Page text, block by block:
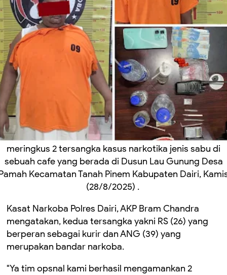
meringkus 2 tersangka kasus narkotika jenis sabu di
sebuah cafe yang berada di Dusun Lau Gunung Desa
Kecamatan Tanah Pinem Kabupaten Dairi,
(28/8/2025) .
Kasat Narkoba Polres Dairi, AKP Bram Chandra
mengatakan, kedua tersangka yakni RS (26) yang
berperan sebagai kurir dan ANG (39) yang
merupakan bandar narkoba.
"Ya tim opsnal kami berhasil mengamankan 2